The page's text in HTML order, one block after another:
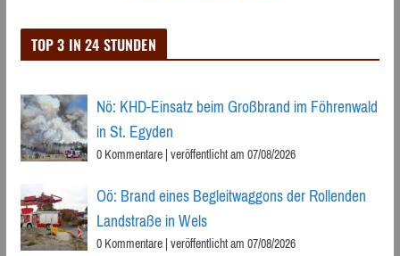
TOP 3 IN 24 STUNDEN
Nö: KHD-Einsatz beim Großbrand im Föhrenwald
in St. Egyden
0 Kommentare|veröffentlicht am 07/08/2026
Oö: Brand eines Begleitwaggons der Rollenden
Landstraße in Wels
0 Kommentare|veröffentlicht am 07/08/2026